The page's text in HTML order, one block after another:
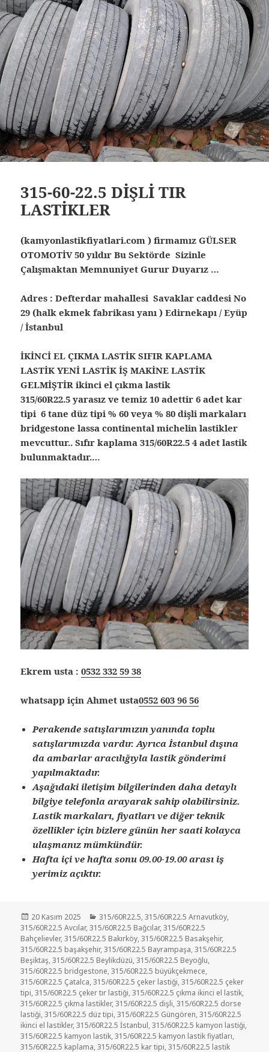
315-60-22.5 DİŞLİ TIR
LASTİKLER
(kamyonlastikfiyatlari.com ) firmamız GÜLSER
OTOMOTİV 50 yıldır Bu Sektörde Sizinle
Çalışmaktan Memnuniyet Gurur Duyarız …
Adres : Defterdar mahallesi Savaklar caddesi No
29 (halk ekmek fabrikası yanı ) Edirnekapı / Eyüp
/ İstanbul
İKİNCİ EL ÇIKMA LASTİK SIFIR KAPLAMA
LASTİK YENİ LASTİK İŞ MAKİNE LASTİK
GELMİŞTİR ikinci el çıkma lastik
315/60R22.5 yarasız ve temiz 10 adettir 6 adet kar
tipi 6 tane düz tipi % 60 veya % 80 dişli markaları
bridgestone lassa continental michelin lastikler
mevcuttur.. Sıfır kaplama 315/60R22.5 4 adet lastik
bulunmaktadır.…
Ekrem usta :0532 332 59 38
whatsapp için Ahmet usta0552 603 96 56
Perakende satışlarımızın yanında toplu
satışlarımızda vardır. Ayrıca İstanbul dışına
da ambarlar aracılığıyla lastik gönderimi
yapılmaktadır.
Aşağıdaki iletişim bilgilerinden daha detaylı
bilgiye telefonla arayarak sahip olabilirsiniz.
Lastik markaları, fiyatları ve diğer teknik
özellikler için bizlere günün her saati kolayca
ulaşmanız mümkündür.
Hafta içi ve hafta sonu 09.00-19.00 arası iş
yerimiz açıktır.
Yayın
tarihi
20 Kasım 2025 Kategoriler
315/60R22.5,315/60R22.5 Arnavutköy,
315/60R22.5 Avcılar,315/60R22.5 Bağcılar,315/60R22.5
Bahçelievler,315/60R22.5 Bakırköy,315/60R22.5 Basakşehir,
315/60R22.5 başakşehir,315/60R22.5 Bayrampaşa,315/60R22.5
Beşiktaş,315/60R22.5 Beylikdüzü,315/60R22.5 Beyoğlu,
315/60R22.5 bridgestone,315/60R22.5 büyükçekmece,
315/60R22.5 Çatalca,315/60R22.5 çeker lastiği,315/60R22.5 çeker
tipi,315/60R22.5 çeker tır lastiği,315/60R22.5 çıkma ikinci el lastik,
315/60R22.5 çıkma lastikler,315/60R22.5 dişli,315/60R22.5 dorse
lastiği,315/60R22.5 düz tipi,315/60R22.5 Güngören,315/60R22.5
ikinci el lastikler,315/60R22.5 İstanbul,315/60R22.5 kamyon lastiği,
315/60R22.5 kamyon lastik,315/60R22.5 kamyon lastik fiyatları,
315/60R22.5 kaplama,315/60R22.5 kar tipi,315/60R22.5 lastik